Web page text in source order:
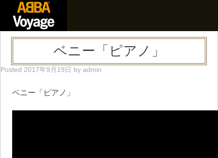
ベニー「ピアノ」
Posted 2017年9月19日 by admin
ベニー「ピアノ」